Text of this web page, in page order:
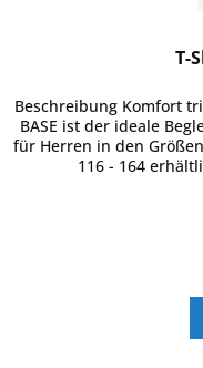
T-
Beschreibung Komfort
BASE ist der ideale
für Herren in den
116 - 164